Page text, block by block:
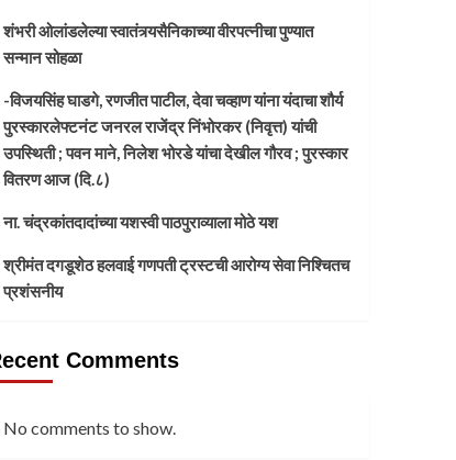
शंभरी ओलांडलेल्या स्वातंत्र्यसैनिकाच्या वीरपत्नीचा पुण्यात
सन्मान सोहळा
-विजयसिंह घाडगे, रणजीत पाटील, देवा चव्हाण यांना यंदाचा शौर्य
पुरस्कारलेफ्टनंट जनरल राजेंद्र निंभोरकर (निवृत्त) यांची
उपस्थिती ; पवन माने, निलेश भोरडे यांचा देखील गौरव ; पुरस्कार
वितरण आज (दि.८)
ना. चंद्रकांतदादांच्या यशस्वी पाठपुराव्याला मोठे यश
श्रीमंत दगडूशेठ हलवाई गणपती ट्रस्टची आरोग्य सेवा निश्चितच
प्रशंसनीय
Comments
No comments to show.